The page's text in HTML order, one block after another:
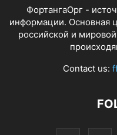
ФортангаОрг -
информации. Основная
российской и
Contact us: